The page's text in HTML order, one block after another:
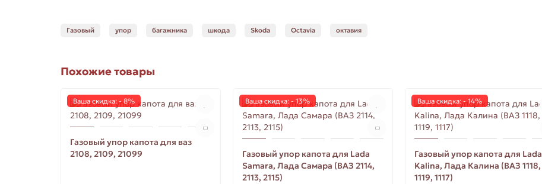
Газовый упор багажника шкода Skoda Octavia октавия
Похожие товары
Ваша скидка: - 8%
Газовый упор капота для ваз
2108, 2109, 21099
Ваша скидка: - 13%
Газовый упор капота для Lada
Samara, Лада Самара (ВАЗ 2114,
2113, 2115)
Ваша скидка: - 14%
Газовый упор капота для Lada
Kalina, Лада Калина (ВАЗ 1118,
1119, 1117)